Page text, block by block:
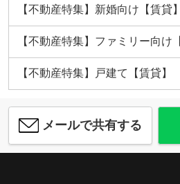
【不動産特集】新婚向け【賃貸】
【不動産特集】ファミリー向け
【不動産特集】戸建て【賃貸】
メールで共有する